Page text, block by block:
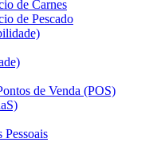
de Carnes
de Pescado
de Venda (POS)